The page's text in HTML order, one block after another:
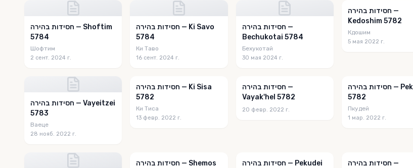
חסידות בהירה — Shoftim
5784
Шофтим
2 сент. 2024 г.
חסידות בהירה — Ki Savo
5784
Ки Таво
16 сент. 2024 г.
חסידות בהירה —
Bechukotai 5784
Бехукотай
30 мая 2024 г.
חסידות בהירה —
Kedoshim 5782
Кдошим
5 мая 2022 г.
חסידות בהירה — Vayeitzei
5783
Ваеце
28 нояб. 2022 г.
חסידות בהירה — Ki Sisa
5782
Ки Тиса
13 февр. 2022 г.
חסידות בהירה —
Vayak'hel 5782
20 февр. 2022 г.
חסידות בהירה — Pekudei
5782
Пкудей
1 мар. 2022 г.
חסידות בהירה — Shemos
חסידות בהירה — Pekudei
חסידות בהירה —